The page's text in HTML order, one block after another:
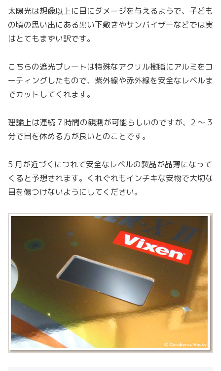
太陽光は想像以上に目にダメージを与えるようで、子ども
の頃の思い出にある黒い下敷きやサンバイザーなどでは実
はとてもまずい訳です。
こちらの遮光プレートは特殊なアクリル樹脂にアルミをコ
ーティングしたもので、紫外線や赤外線を安全なレベルま
でカットしてくれます。
理論上は連続 7 時間の観測が可能らしいのですが、2 〜 3
分で目を休める方が良いとのことです。
5 月が近づくにつれて安全なレベルの製品が品薄になって
くると予想されます。くれぐれもインチキな安物で大切な
目を傷つけないようにしてください。